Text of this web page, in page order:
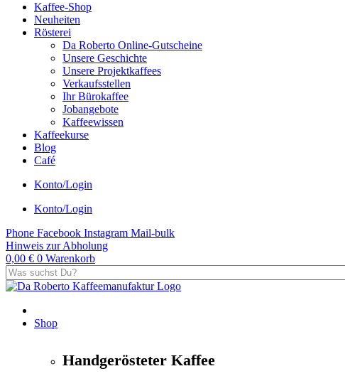
Kaffee-Shop
Neuheiten
Rösterei
Da Roberto Online-Gutscheine
Unsere Geschichte
Unsere Projektkaffees
Verkaufsstellen
Ihr Bürokaffee
Jobangebote
Kaffeewissen
Kaffeekurse
Blog
Café
Konto/Login
Konto/Login
Phone Facebook Instagram Mail-bulk
Hinweis zur Abholung
0,00 € 0 Warenkorb
Shop
Handgerösteter Kaffee